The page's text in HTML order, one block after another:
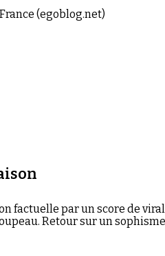
(egoblog.net)
factuelle par un score de
Retour sur un sophisme